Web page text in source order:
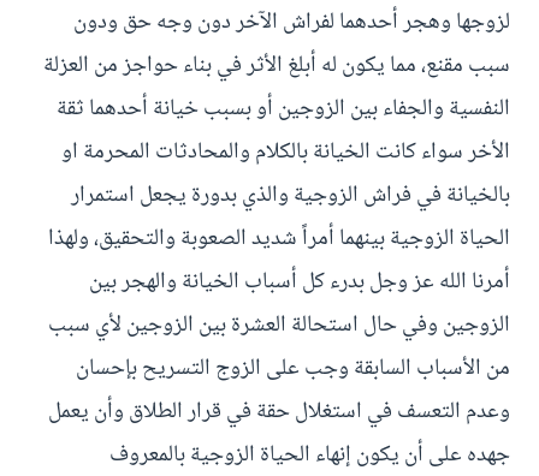
لزوجها وهجر أحدهما لفراش الآخر دون وجه حق ودون
سبب مقنع، مما يكون له أبلغ الأثر في بناء حواجز من العزلة
النفسية والجفاء بين الزوجين أو بسبب خيانة أحدهما ثقة
الأخر سواء كانت الخيانة بالكلام والمحادثات المحرمة او
بالخيانة في فراش الزوجية والذي بدورة يجعل استمرار
الحياة الزوجية بينهما أمراً شديد الصعوبة والتحقيق، ولهذا
أمرنا الله عز وجل بدرء كل أسباب الخيانة والهجر بين
الزوجين وفي حال استحالة العشرة بين الزوجين لأي سبب
من الأسباب السابقة وجب على الزوج التسريح بإحسان
وعدم التعسف في استغلال حقة في قرار الطلاق وأن يعمل
جهده على أن يكون إنهاء الحياة الزوجية بالمعروف